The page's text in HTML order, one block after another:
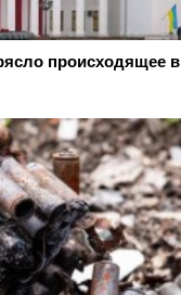
происходящее в